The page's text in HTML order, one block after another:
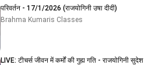
परिवर्तन - 17/1/2026 (राजयोगिनी उषा दीदी)
Brahma Kumaris Classes
LIVE: टीचर्स जीवन में कर्मों की गुह्य गति - राजयोगिनी सुदेश